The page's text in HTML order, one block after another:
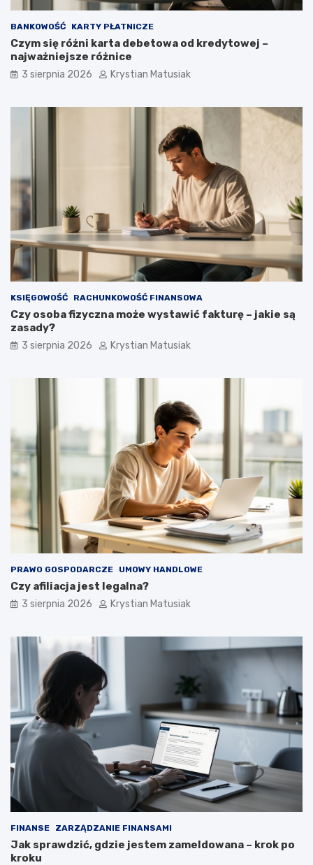
BANKOWOŚĆ KARTY PŁATNICZE
Czym się różni karta debetowa od kredytowej –
najważniejsze różnice
3 sierpnia 2026 Krystian Matusiak
KSIĘGOWOŚĆ RACHUNKOWOŚĆ FINANSOWA
Czy osoba fizyczna może wystawić fakturę – jakie są
zasady?
3 sierpnia 2026 Krystian Matusiak
PRAWO GOSPODARCZE UMOWY HANDLOWE
Czy afiliacja jest legalna?
3 sierpnia 2026 Krystian Matusiak
FINANSE ZARZĄDZANIE FINANSAMI
Jak sprawdzić, gdzie jestem zameldowana – krok po
kroku